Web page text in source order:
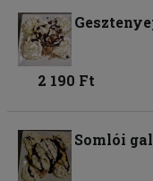
2 190 Ft
Somlói